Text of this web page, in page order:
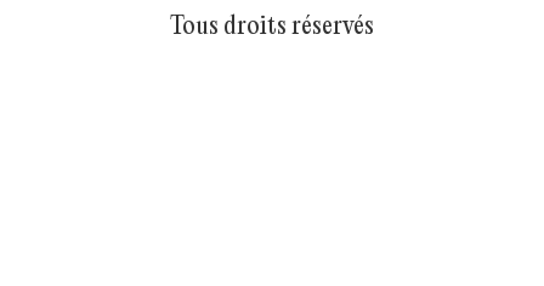
Tous droits réservés